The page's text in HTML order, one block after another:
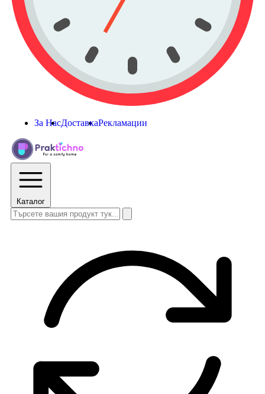
За НасДоставкаРекламации
Каталог